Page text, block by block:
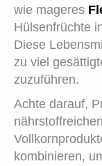
wie mageres
Hülsenfrüchte
Diese
zu viel
zuzuführen.
Achte darauf,
kombinieren,